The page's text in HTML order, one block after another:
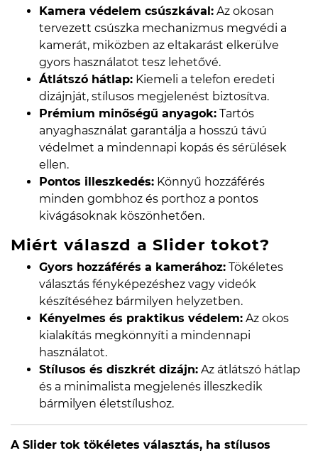
Kamera védelem csúszkával: Az okosan
tervezett csúszka mechanizmus megvédi a
kamerát, miközben az eltakarást elkerülve
gyors használatot tesz lehetővé.
Átlátszó hátlap: Kiemeli a telefon eredeti
dizájnját, stílusos megjelenést biztosítva.
Prémium minőségű anyagok: Tartós
anyaghasználat garantálja a hosszú távú
védelmet a mindennapi kopás és sérülések
ellen.
Pontos illeszkedés: Könnyű hozzáférés
minden gombhoz és porthoz a pontos
kivágásoknak köszönhetően.
Miért válaszd a Slider tokot?
Gyors hozzáférés a kamerához: Tökéletes
választás fényképezéshez vagy videók
készítéséhez bármilyen helyzetben.
Kényelmes és praktikus védelem: Az okos
kialakítás megkönnyíti a mindennapi
használatot.
Stílusos és diszkrét dizájn: Az átlátszó hátlap
és a minimalista megjelenés illeszkedik
bármilyen életstílushoz.
A Slider tok tökéletes választás, ha stílusos